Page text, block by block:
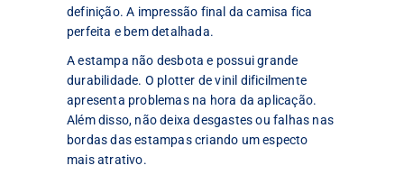
definição. A impressão final da camisa fica
perfeita e bem detalhada.
A estampa não desbota e possui grande
durabilidade. O plotter de vinil dificilmente
apresenta problemas na hora da aplicação.
Além disso, não deixa desgastes ou falhas nas
bordas das estampas criando um especto
mais atrativo.